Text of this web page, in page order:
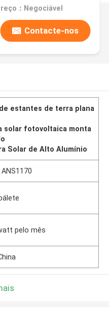
：Negociável
Contacte-nos
estantes de terra plana
solar fotovoltaica monta
Solar de Alto Alumínio
pelo mês